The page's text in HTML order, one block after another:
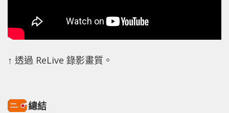
↑ 透過 ReLive 錄影畫質。
總結